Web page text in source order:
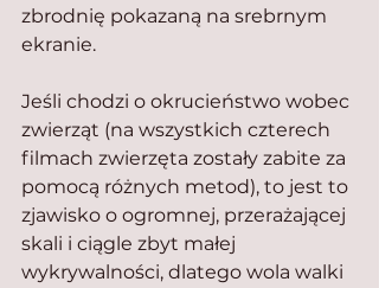
zbrodnię pokazaną na srebrnym
ekranie.
Jeśli chodzi o okrucieństwo wobec
zwierząt (na wszystkich czterech
filmach zwierzęta zostały zabite za
pomocą różnych metod), to jest to
zjawisko o ogromnej, przerażającej
skali i ciągle zbyt małej
wykrywalności, dlatego wola walki